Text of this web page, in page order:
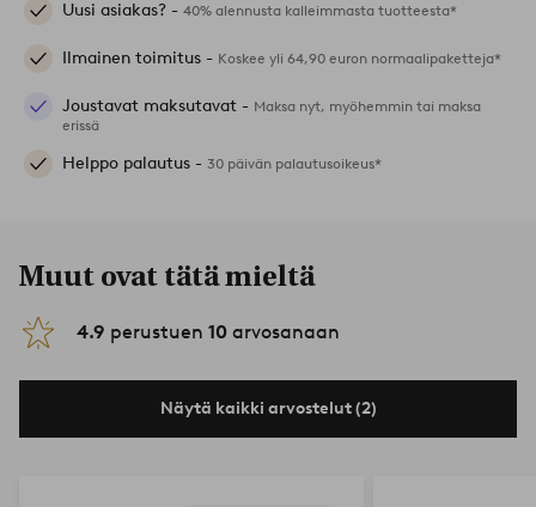
Uusi asiakas? - 40% alennusta kalleimmasta tuotteesta*
Ilmainen toimitus - Koskee yli 64,90 euron normaalipaketteja*
Joustavat maksutavat - Maksa nyt, myöhemmin tai maksa
erissä
Helppo palautus - 30 päivän palautusoikeus*
Muut ovat tätä mieltä
4.9 perustuen 10 arvosanaan
Näytä kaikki arvostelut (2)